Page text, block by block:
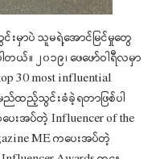
ာပဲ သူမရဲ့အောင်မြင်မှုတွေ
။ ၂၀၁၉၊ ဖေဖော်ဝါရီလမှာ
30 most influential
မည်ထည့်သွင်းခံခဲ့ရတာဖြစ်ပါ
ေးအပ်တဲ့ Influencer of the
ME ကပေးအပ်တဲ့